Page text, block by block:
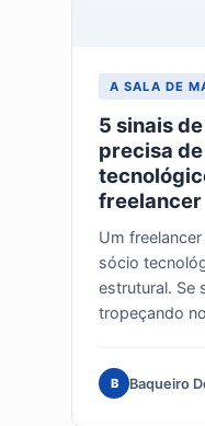
A SALA DE
5 sinais
precisa
freelancer
Um
sócio
estrutural. Se
tropeçando
B Baqueiro